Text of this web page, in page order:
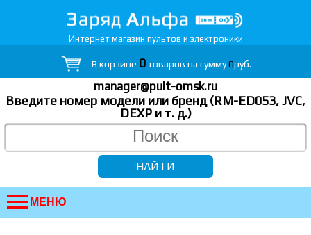
Интернет магазин пультов и электроники
В корзине 0товаров на сумму0руб.
manager@pult-omsk.ru
Введите номер модели или бренд (RM-ED053, JVC,
DEXP и т. д.)
МЕНЮ